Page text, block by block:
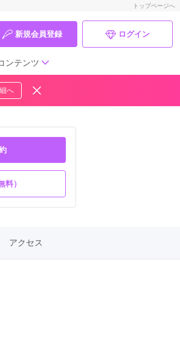
トップページへ
新規会員登録 ログイン
ンテンツ
特集
振袖コーディネート特集
レポート
優秀店舗
へ
料）
アクセス